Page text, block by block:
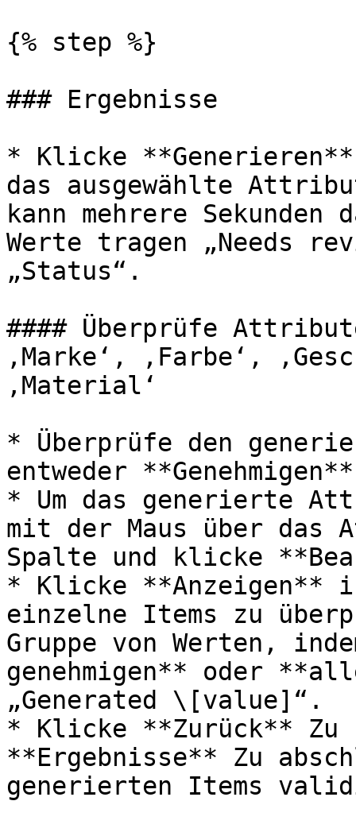
{% step %}
### Ergebnisse
* Klicke
das ausgewählte
kann mehrere
Werte tragen „Needs
„Status“.
#### Überprüfe
‚Marke‘, ‚Farbe‘,
‚Material‘
* Überprüfe den
entweder
* Um das generierte
mit der Maus über
Spalte und klicke
* Klicke **Anzeigen**
einzelne Items zu
Gruppe von Werten,
genehmigen** oder
„Generated \[value]“.
* Klicke **Zurück** Zu
**Ergebnisse** Zu
generierten Items